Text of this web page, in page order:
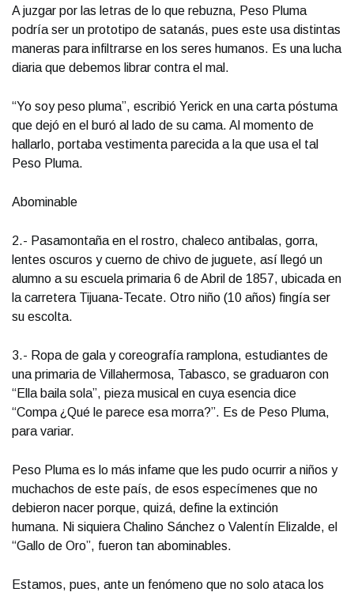
A juzgar por las letras de lo que rebuzna, Peso Pluma
podría ser un prototipo de satanás, pues este usa distintas
maneras para infiltrarse en los seres humanos. Es una lucha
diaria que debemos librar contra el mal.
“Yo soy peso pluma”, escribió Yerick en una carta póstuma
que dejó en el buró al lado de su cama. Al momento de
hallarlo, portaba vestimenta parecida a la que usa el tal
Peso Pluma.
Abominable
2.- Pasamontaña en el rostro, chaleco antibalas, gorra,
lentes oscuros y cuerno de chivo de juguete, así llegó un
alumno a su escuela primaria 6 de Abril de 1857, ubicada en
la carretera Tijuana-Tecate. Otro niño (10 años) fingía ser
su escolta.
3.- Ropa de gala y coreografía ramplona, estudiantes de
una primaria de Villahermosa, Tabasco, se graduaron con
“Ella baila sola”, pieza musical en cuya esencia dice
“Compa ¿Qué le parece esa morra?”. Es de Peso Pluma,
para variar.
Peso Pluma es lo más infame que les pudo ocurrir a niños y
muchachos de este país, de esos especímenes que no
debieron nacer porque, quizá, define la extinción
humana. Ni siquiera Chalino Sánchez o Valentín Elizalde, el
“Gallo de Oro”, fueron tan abominables.
Estamos, pues, ante un fenómeno que no solo ataca los